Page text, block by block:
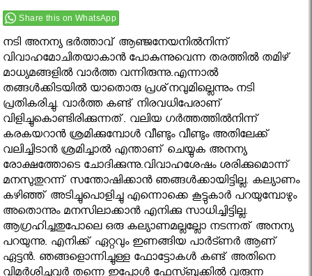
Share this on WhatsApp
നടി അനന്യ ഭര്‍ത്താവ് ആഞ്ജനേയനില്‍നിന്ന്
വിവാഹമോചിതയാകാന്‍ പോകുന്നുവെന്ന തരത്തിൽ തമിഴ്
മാധ്യമങ്ങളില്‍ വാർത്ത വന്നിരുന്നു.എന്നാൽ
തങ്ങള്‍ക്കിടയില്‍ യാതൊരു പ്രശ്‌നവുമില്ലെന്നും നടി
പ്രതികരിച്ചു. വാര്‍ത്ത കണ്ട് നിരവധിപേരാണ്
വിളിച്ചുകൊണ്ടിരിക്കുന്നത്. വലിയ ഗര്‍ത്തത്തില്‍നിന്ന്
കരകയറാന്‍ ശ്രമിക്കുമ്പോള്‍ വീണ്ടും വീണ്ടും അതിലേക്ക്
വലിച്ചിടാന്‍ ശ്രമിച്ചാല്‍ എന്താണ് ചെയ്യുക അനന്യ
രോക്ഷത്തോടെ ചോദിക്കുന്നു.വിവാഹശേഷം ശരിക്കുമൊന്ന്
മനസുതുറന്ന് സന്തോഷിക്കാന്‍ ഞങ്ങള്‍ക്കായിട്ടില്ല. കല്യാണം
കഴിഞ്ഞ് അടിച്ചുപൊളിച്ചു എന്നൊക്കെ കൂട്ടുകാര്‍ പറയുമ്പോഴും
അതൊന്നും മനസിലാക്കാന്‍ എനിക്കു സാധിച്ചിട്ടില്ല.
ആഗ്രഹിച്ചതുപോലെ ഒരു കല്യാണമല്ലല്ലോ നടന്നത് അനന്യ
പറയുന്നു. എനിക്ക് ഏറ്റവും ഇണങ്ങിയ പാര്‍ട്ണര്‍ ആണ്
ഏട്ടന്‍. ഞങ്ങളൊന്നിച്ചുള്ള ഫോട്ടോകള്‍ കണ്ട് അതിനെ